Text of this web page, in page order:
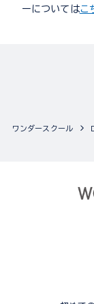
ーについてはこ
ワンダースクール